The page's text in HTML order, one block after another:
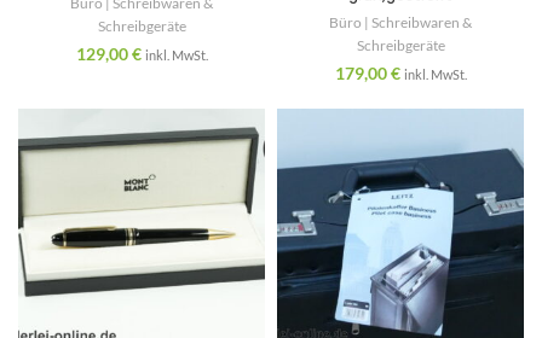
Schreibgeräte
129,00€ inkl. MwSt.
Büro | Schreibwaren &
Schreibgeräte
179,00€ inkl. MwSt.